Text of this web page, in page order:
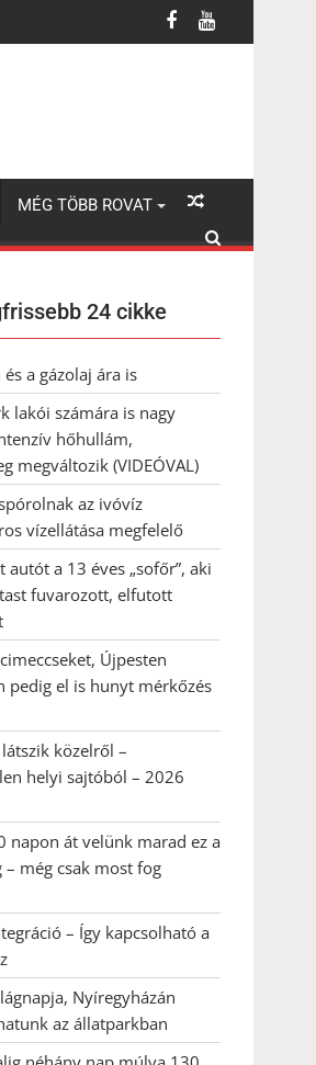
viselkedésük is némileg megváltozik
MÉG TÖBB ROVAT
24 cikke
a gázolaj ára is
lakói számára is nagy
hőhullám,
megváltozik (VIDEÓVAL)
az ivóvíz
vízellátása megfelelő
a 13 éves „sofőr”, aki
fuvarozott, elfutott
Újpesten
pedig el is hunyt mérkőzés
közelről –
helyi sajtóból – 2026
napon át velünk marad ez a
még csak most fog
– Így kapcsolható a
Nyíregyházán
az állatparkban